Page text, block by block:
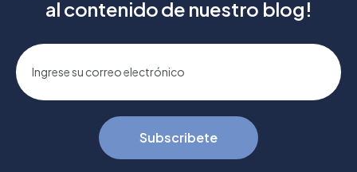
al contenido de nuestro blog!
Subscribete